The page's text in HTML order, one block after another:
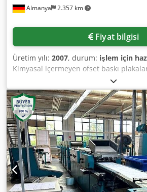
Almanya 2.357 km
Fiyat bilgisi
Üretim yılı: 2007, durum: işlem için
Kimyasal içermeyen ofset baskı
eşzamanlı lastiklenmesi için Glunz &
geçişli yıkama makinesi mevcuttur.
çalışma genişliği: 851 mm, min. plaka
min. plaka uzunluğu: 300 mm, maks.
mm, plaka kalınlığı aralığı: 0,15 mm-
ölçüleri (U/G/Y): yaklaşık 1400 mm/700
ağırlık: yaklaşık 130 kg. Makine
kuru depoda muhafaza edilmektedir.
mevcuttur. Yerinde inceleme
Tuevewa